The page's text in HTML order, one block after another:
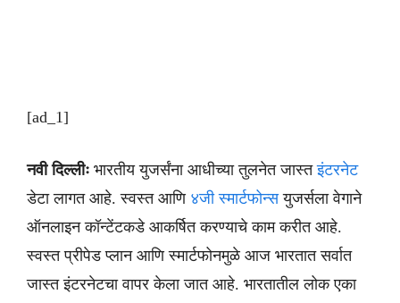
[ad_1]
नवी दिल्लीः भारतीय युजर्संना आधीच्या तुलनेत जास्तइंटरनेट
डेटा लागत आहे. स्वस्त आणि ४जी स्मार्टफोन्सयुजर्सला वेगाने
ऑनलाइन कॉन्टेंटकडे आकर्षित करण्याचे काम करीत आहे.
स्वस्त प्रीपेड प्लान आणि स्मार्टफोनमुळे आज भारतात सर्वात
जास्त इंटरनेटचा वापर केला जात आहे. भारतातील लोक एका